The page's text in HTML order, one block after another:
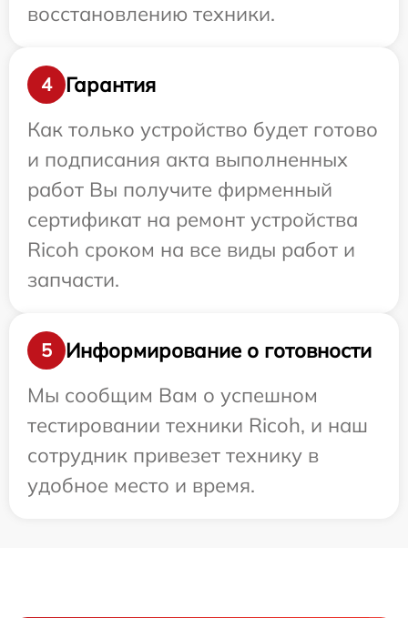
восстановлению техники.
4
Гарантия
Как только устройство будет готово
и подписания акта выполненных
работ Вы получите фирменный
сертификат на ремонт устройства
Ricoh сроком на все виды работ и
запчасти.
5
Информирование о готовности
Мы сообщим Вам о успешном
тестировании техники Ricoh, и наш
сотрудник привезет технику в
удобное место и время.